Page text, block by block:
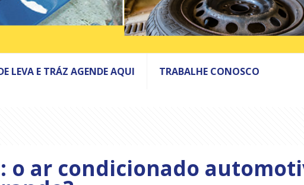
LEVA E TRÁZ AGENDE AQUI TRABALHE CONOSCO
o ar condicionado